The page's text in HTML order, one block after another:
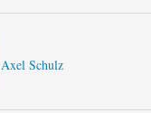
Axel Schulz